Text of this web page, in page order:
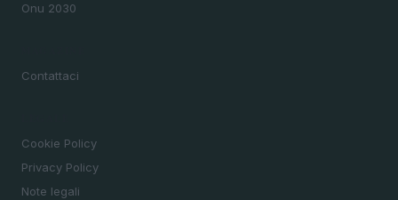
Onu 2030
Contattaci
Cookie Policy
Privacy Policy
Note legali